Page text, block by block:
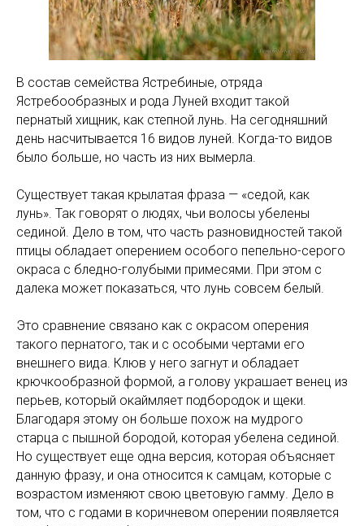
В состав семейства Ястребиные, отряда
Ястребообразных и рода Луней входит такой
пернатый хищник, как степной лунь. На сегодняшний
день насчитывается 16 видов луней. Когда-то видов
было больше, но часть из них вымерла.
Существует такая крылатая фраза — «седой, как
лунь». Так говорят о людях, чьи волосы убелены
сединой. Дело в том, что часть разновидностей такой
птицы обладает оперением особого пепельно-серого
окраса с бледно-голубыми примесями. При этом с
далека может показаться, что лунь совсем белый.
Это сравнение связано как с окрасом оперения
такого пернатого, так и с особыми чертами его
внешнего вида. Клюв у него загнут и обладает
крючкообразной формой, а голову украшает венец из
перьев, который окаймляет подбородок и щеки.
Благодаря этому он больше похож на мудрого
старца с пышной бородой, которая убелена сединой.
Но существует еще одна версия, которая объясняет
данную фразу, и она относится к самцам, которые с
возрастом изменяют свою цветовую гамму. Дело в
том, что с годами в коричневом оперении появляется